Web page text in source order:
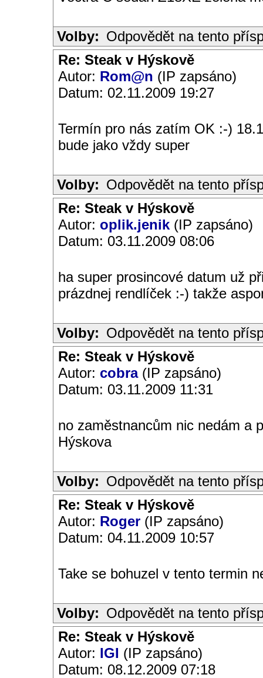
Volby: Odpovědět na tento
Re: Steak v Hýskově
Autor: Rom@n (IP zapsáno)
Datum: 02.11.2009 19:27
Termín pro nás zatím OK :-)
bude jako vždy super
Volby: Odpovědět na tento
Re: Steak v Hýskově
Autor: oplik.jenik (IP zapsáno)
Datum: 03.11.2009 08:06
ha super prosincové datum už
prázdnej rendlíček :-) takže
Volby: Odpovědět na tento
Re: Steak v Hýskově
Autor: cobra(IP zapsáno)
Datum: 03.11.2009 11:31
no zaměstnancům nic nedám a
Hýskova
Volby: Odpovědět na tento
Re: Steak v Hýskově
Autor: Roger (IP zapsáno)
Datum: 04.11.2009 10:57
Take se bohuzel v tento termin
Volby: Odpovědět na tento
Re: Steak v Hýskově
Autor: IGI (IP zapsáno)
Datum: 08.12.2009 07:18